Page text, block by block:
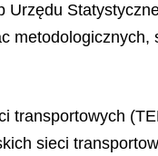
transportowych
sieci